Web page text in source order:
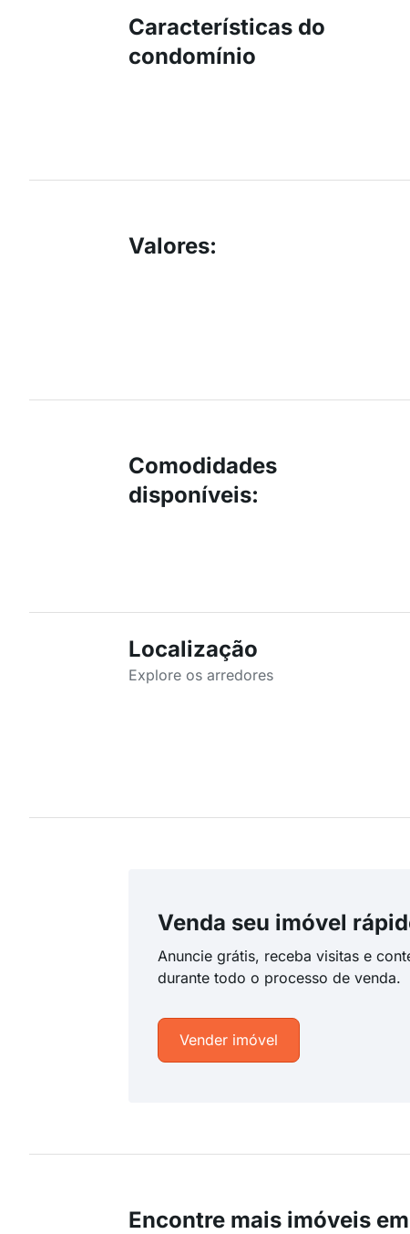
Características do
condomínio
Valores:
Comodidades
disponíveis:
Localização
Explore os arredores
Venda seu imóvel
Anuncie grátis, receba visitas e
durante todo o processo de venda.
Vender imóvel
Encontre mais imóveis